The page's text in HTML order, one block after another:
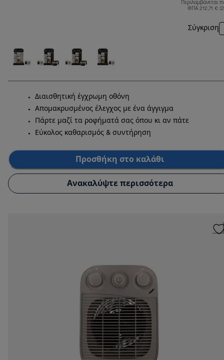
Περιλαμβάνεται
ΦΠΑ 212,71 €
Σύγκριση
Διαισθητική έγχρωμη οθόνη
Απομακρυσμένος έλεγχος με ένα άγγιγμα
Πάρτε μαζί τα ροφήματά σας όπου κι αν πάτε
Εύκολος καθαρισμός & συντήρηση
Προσθήκη στο καλάθι
Ανακαλύψτε περισσότερα